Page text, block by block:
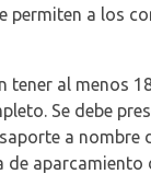
a los
al menos
Se debe
a nombre